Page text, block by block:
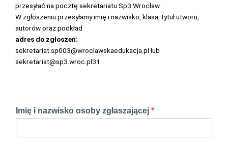
przesyłać na pocztę sekretariatu Sp3 Wrocław.
W zgłoszeniu przesyłamy imię i nazwisko, klasa, tytuł utworu,
autorów oraz podkład
adres do zgłoszeń:
sekretariat.sp003@wroclawskaedukacja.pl lub
sekretariat@sp3.wroc.pl31
Imię i nazwisko osoby zgłaszającej *